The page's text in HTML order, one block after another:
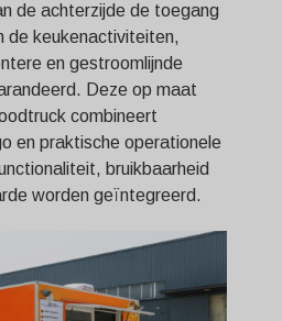
de achterzijde de toegang
de keukenactiviteiten,
en gestroomlijnde
Deze op maat
combineert
en praktische operationele
bruikbaarheid
worden geïntegreerd.